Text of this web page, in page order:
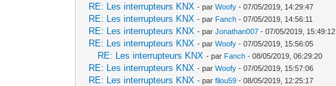
RE: Les interrupteurs KNX - parWoofy - 07/05/2019, 14:29:47
RE: Les interrupteurs KNX - par Fanch - 07/05/2019, 14:56:11
RE: Les interrupteurs KNX - parJonathan007 - 07/05/2019, 15:49:12
RE: Les interrupteurs KNX - parWoofy - 07/05/2019, 15:56:05
RE: Les interrupteurs KNX - par Fanch - 08/05/2019, 06:29:20
RE: Les interrupteurs KNX - parWoofy - 07/05/2019, 15:57:06
RE: Les interrupteurs KNX - parfilou59 - 08/05/2019, 12:25:17